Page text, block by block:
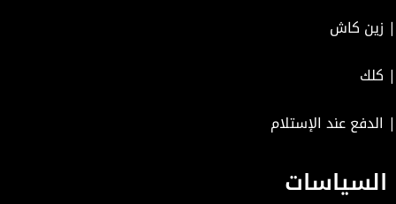
| زين كاش
| كلك
| الدفع عند الإستلام
السياسات